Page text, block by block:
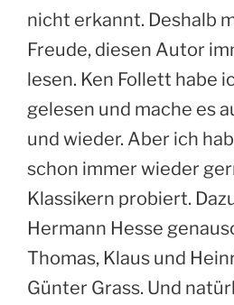
nicht erkannt. Deshalb
Freude, diesen Autor
lesen. Ken Follett habe
gelesen und mache es
und wieder. Aber ich
schon immer wieder
Klassikern probiert.
Hermann Hesse
Thomas, Klaus und
Günter Grass. Und